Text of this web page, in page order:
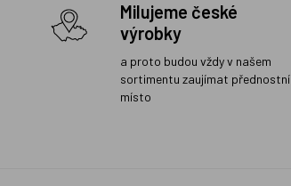
Milujeme české
výrobky
a proto budou vždy v našem
sortimentu zaujímat přednostní
místo